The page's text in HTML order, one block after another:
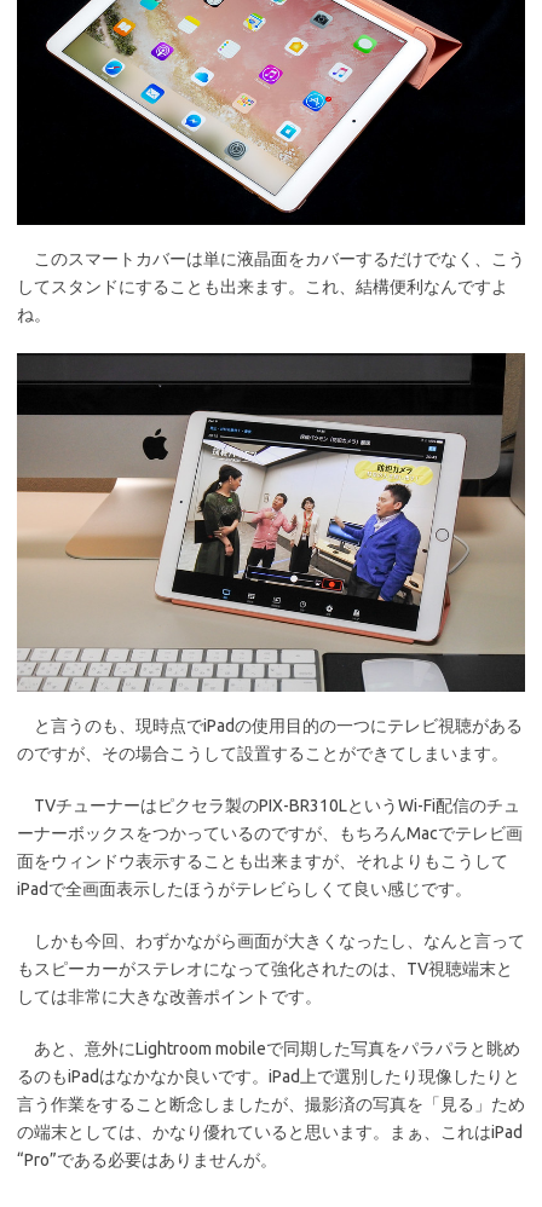
このスマートカバーは単に液晶面をカバーするだけでなく、こう
してスタンドにすることも出来ます。これ、結構便利なんですよ
ね。
と言うのも、現時点でiPadの使用目的の一つにテレビ視聴がある
のですが、その場合こうして設置することができてしまいます。
TVチューナーはピクセラ製のPIX-BR310LというWi-Fi配信のチュ
ーナーボックスをつかっているのですが、もちろんMacでテレビ画
面をウィンドウ表示することも出来ますが、それよりもこうして
iPadで全画面表示したほうがテレビらしくて良い感じです。
しかも今回、わずかながら画面が大きくなったし、なんと言って
もスピーカーがステレオになって強化されたのは、TV視聴端末と
しては非常に大きな改善ポイントです。
あと、意外にLightroom mobileで同期した写真をパラパラと眺め
るのもiPadはなかなか良いです。iPad上で選別したり現像したりと
言う作業をすること断念しましたが、撮影済の写真を「見る」ため
の端末としては、かなり優れていると思います。まぁ、これはiPad
“Pro”である必要はありませんが。